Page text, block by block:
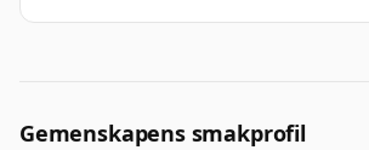
Gemenskapens smakprofil